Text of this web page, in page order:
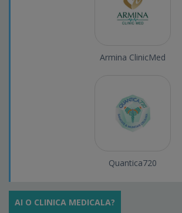
Armina ClinicMed
Quantica720
AI O CLINICA MEDICALA?